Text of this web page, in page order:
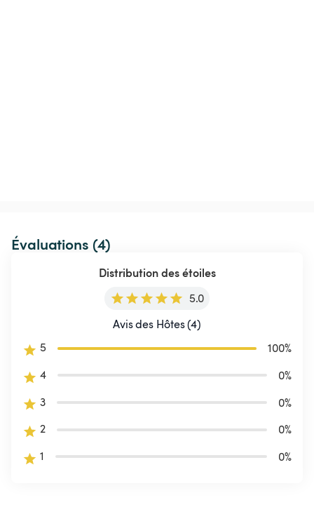
Évaluations (4)
Distribution des étoiles
5.0
Avis des Hôtes (4)
5
100%
4
0%
3
0%
2
0%
1
0%